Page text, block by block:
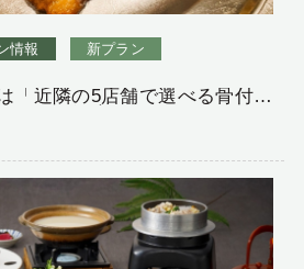
情報 新プラン
「近隣の5店舗で選べる骨付鳥
0877-75-1000